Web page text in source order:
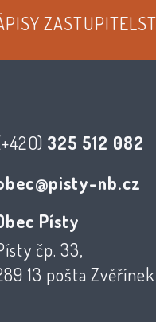
325 512 082
nb.cz
Písty
čp. 33,
13 pošta Zvěřínek